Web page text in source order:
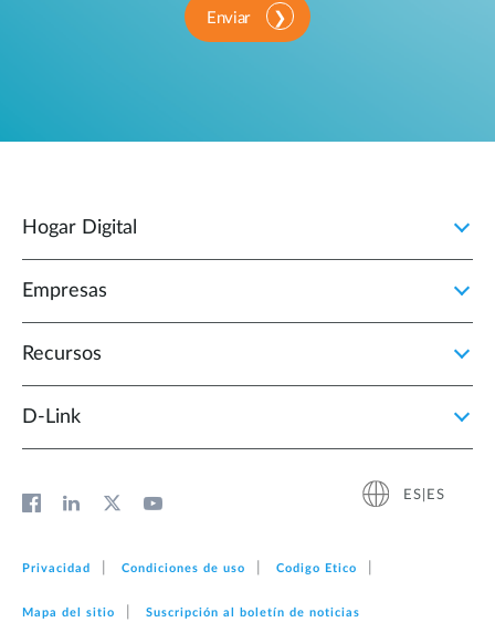
Enviar
Hogar Digital
Empresas
Recursos
D‑Link
ES|ES
Privacidad Condiciones de uso Codigo Etico
Mapa del sitio Suscripción al boletín de noticias